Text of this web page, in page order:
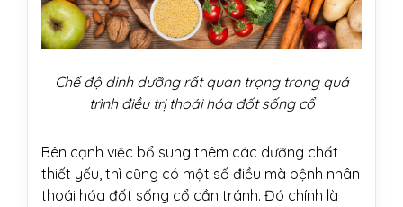
Chế độ dinh dưỡng rất quan trọng trong quá
trình điều trị thoái hóa đốt sống cổ
Bên cạnh việc bổ sung thêm các dưỡng chất
thiết yếu, thì cũng có một số điều mà bệnh nhân
thoái hóa đốt sống cổ cần tránh. Đó chính là